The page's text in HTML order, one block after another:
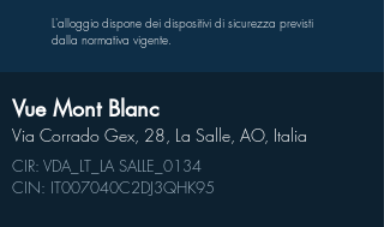
L'alloggio dispone dei dispositivi di sicurezza previsti
dalla normativa vigente.
Vue Mont Blanc
Via Corrado Gex, 28, La Salle, AO, Italia
CIR: VDA_LT_LA SALLE_0134
CIN: IT007040C2DJ3QHK95